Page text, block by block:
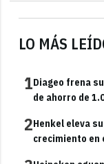
LO MÁS
1Diageo frena
de ahorro de
2Henkel eleva
crecimiento en